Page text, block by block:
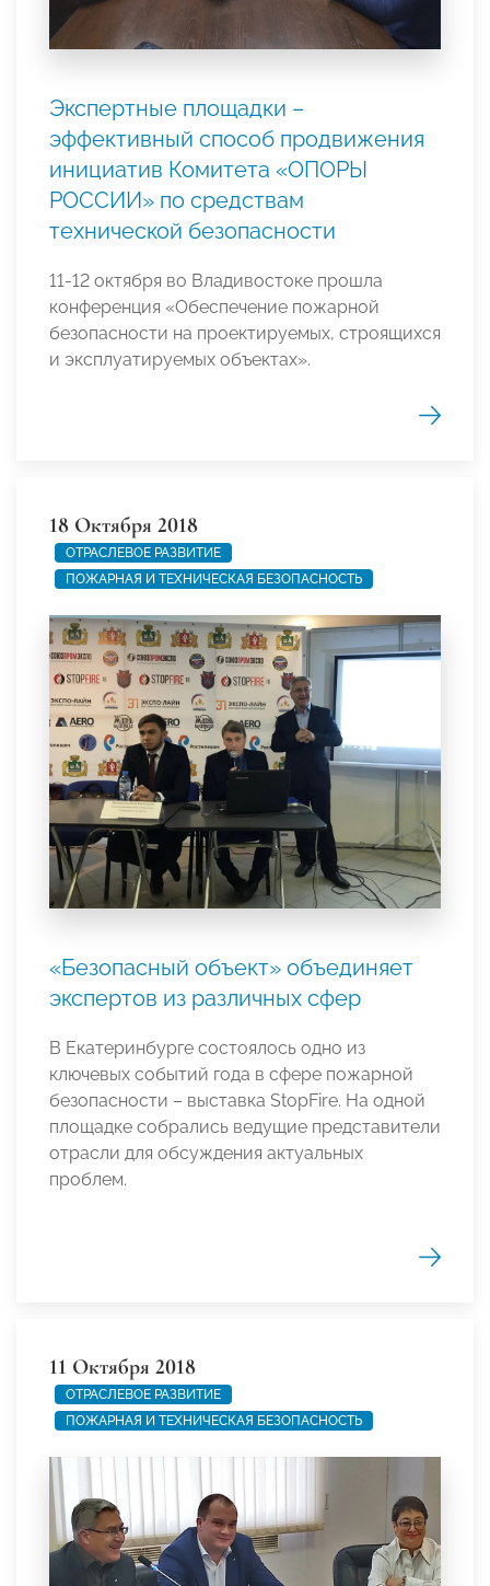
Экспертные площадки –
эффективный способ продвижения
инициатив Комитета «ОПОРЫ
РОССИИ» по средствам
технической безопасности
11-12 октября во Владивостоке прошла
конференция «Обеспечение пожарной
безопасности на проектируемых, строящихся
и эксплуатируемых объектах».
18 Октября 2018
ОТРАСЛЕВОЕ РАЗВИТИЕ
ПОЖАРНАЯ И ТЕХНИЧЕСКАЯ БЕЗОПАСНОСТЬ
«Безопасный объект» объединяет
экспертов из различных сфер
В Екатеринбурге состоялось одно из
ключевых событий года в сфере пожарной
безопасности – выставка StopFire. На одной
площадке собрались ведущие представители
отрасли для обсуждения актуальных
проблем.
11 Октября 2018
ОТРАСЛЕВОЕ РАЗВИТИЕ
ПОЖАРНАЯ И ТЕХНИЧЕСКАЯ БЕЗОПАСНОСТЬ